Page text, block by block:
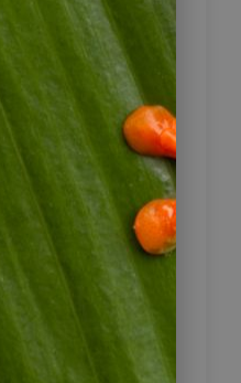
Führung über
des
Schokoladen-
nur das, Sie
auch viele
und exotische
bei der
natürlich rohe
Sie der
denn alle